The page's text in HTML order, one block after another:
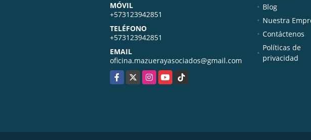
MÓVIL
+573123942851
TELÉFONO
+573123942851
EMAIL
oficina.mazuerayasociados@gmail.com
Facebook
X InstagramYouTubeTikTok
Blog
Nuestra
Contáctenos
Políticas de
privacidad